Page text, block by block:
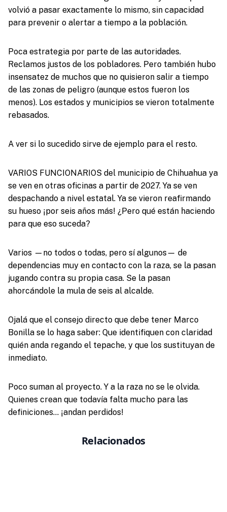
volvió a pasar exactamente lo mismo, sin capacidad
para prevenir o alertar a tiempo a la población.
Poca estrategia por parte de las autoridades.
Reclamos justos de los pobladores. Pero también hubo
insensatez de muchos que no quisieron salir a tiempo
de las zonas de peligro (aunque estos fueron los
menos). Los estados y municipios se vieron totalmente
rebasados.
A ver si lo sucedido sirve de ejemplo para el resto.
VARIOS FUNCIONARIOS del municipio de Chihuahua ya
se ven en otras oficinas a partir de 2027. Ya se ven
despachando a nivel estatal. Ya se vieron reafirmando
su hueso ¡por seis años más! ¿Pero qué están haciendo
para que eso suceda?
Varios —no todos o todas, pero sí algunos— de
dependencias muy en contacto con la raza, se la pasan
jugando contra su propia casa. Se la pasan
ahorcándole la mula de seis al alcalde.
Ojalá que el consejo directo que debe tener Marco
Bonilla se lo haga saber: Que identifiquen con claridad
quién anda regando el tepache, y que los sustituyan de
inmediato.
Poco suman al proyecto. Y a la raza no se le olvida.
Quienes crean que todavía falta mucho para las
definiciones… ¡andan perdidos!
Relacionados